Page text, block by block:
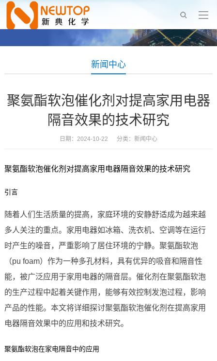
新闻中心
聚氨酯软泡催化剂对提高家用电器
隔音效果的技术研究
日期：2024-10-22 分类： 新闻中心
聚氨酯软泡催化剂对提高家用电器隔音效果的技术研究
引言
随着人们生活质量的提高，家庭环境的安静舒适成为越来越
多人关注的重点。家用电器如冰箱、洗衣机、空调等在运行
时产生的噪音，严重影响了居住环境的宁静。聚氨酯软泡
（pu foam）作为一种多孔材料，具有优异的吸音和隔音性
能，被广泛应用于家用电器的隔音层。催化剂在聚氨酯软泡
的生产过程中起着关键作用，能够有效控制发泡过程，影响
产品的性能。本文将详细探讨聚氨酯软泡催化剂在提高家用
电器隔音效果中的应用和技术研究。
聚氨酯软泡在家电隔音中的应用